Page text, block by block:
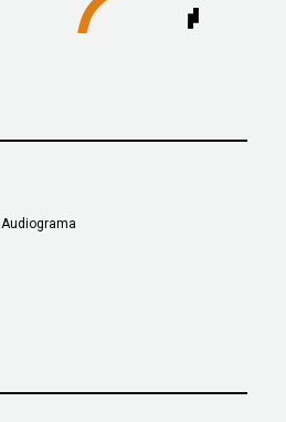
Audiograma